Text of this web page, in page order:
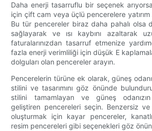
Daha enerji tasarruflu bir seçenek
için çift cam veya üçlü pencerelere yatırım
Bu tür pencereler biraz daha pahalı olsa
sağlayarak ve ısı kaybını azaltarak
faturalarınızdan tasarruf etmenize
fazla enerji verimliliği için düşük E
dolguları olan pencereler arayın.
Pencerelerin türüne ek olarak, güneş
stilini ve tasarımını göz önünde
stilini tamamlayan ve güneş
geliştiren pencereleri seçin. Benzersiz
oluşturmak için kayar pencereler,
resim pencereleri gibi seçenekleri göz